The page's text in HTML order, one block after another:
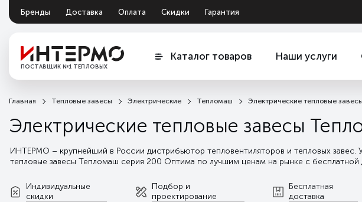
Бренды Доставка Оплата Скидки
Гарантия
Документация
Обмен и возврат
ПОСТАВЩИК №1 ТЕПЛОВЫХ
Каталог товаров Наши услуги
Главная Тепловые завесы Электрические Тепломаш Электрические тепловые
Электрические тепловые завесы
ИНТЕРМО – крупнейший в России дистрибьютор тепловентиляторов и тепловых завес.
тепловые завесы Тепломаш серия 200 Оптима по лучшим ценам на рынке с бесплатной
гарантийного обслуживания.
Читать далее
Индивидуальные
скидки
Подбор и
проектирование
Бесплатная
доставка